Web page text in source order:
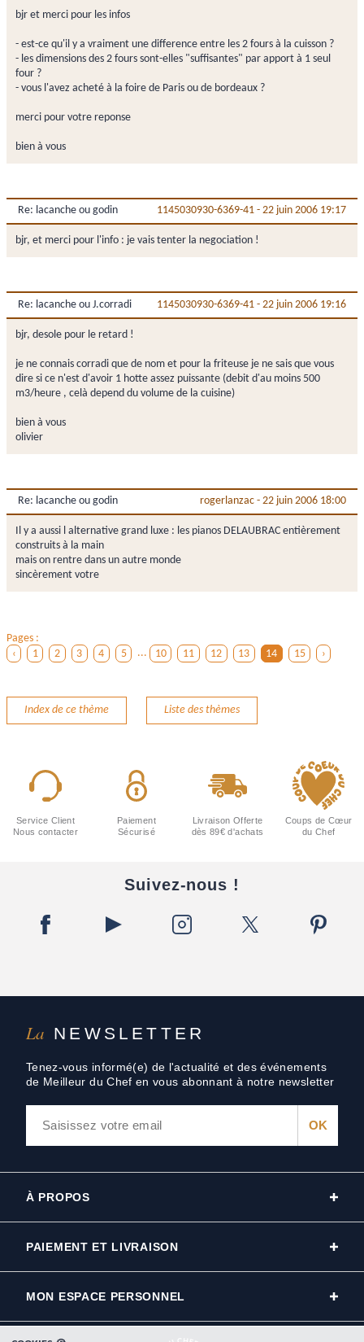
bjr et merci pour les infos
- est-ce qu'il y a vraiment une difference entre les 2 fours à la cuisson ?
- les dimensions des 2 fours sont-elles "suffisantes" par apport à 1 seul
four ?
- vous l'avez acheté à la foire de Paris ou de bordeaux ?
merci pour votre reponse
bien à vous
Re: lacanche ou godin 1145030930-6369-41 - 22 juin 2006 19:17
bjr, et merci pour l'info : je vais tenter la negociation !
Re: lacanche ou J.corradi 1145030930-6369-41 - 22 juin 2006 19:16
bjr, desole pour le retard !
je ne connais corradi que de nom et pour la friteuse je ne sais que vous
dire si ce n'est d'avoir 1 hotte assez puissante (debit d'au moins 500
m3/heure , celà depend du volume de la cuisine)
bien à vous
olivier
Re: lacanche ou godin rogerlanzac - 22 juin 2006 18:00
Il y a aussi l alternative grand luxe : les pianos DELAUBRAC entièrement
construits à la main
mais on rentre dans un autre monde
sincèrement votre
Pages :
‹
1 2 3 4 5 ... 10 11 12 13 14 15 ›
Index de ce thème Liste des thèmes
La NEWSLETTER
Tenez-vous informé(e) de l'actualité et des événements
de Meilleur du Chef en vous abonnant à notre newsletter
Service Client
Nous contacter
Paiement
Sécurisé
Livraison Offerte
dès 89€ d'achats
Coups de Cœur
du Chef
Suivez-nous !
À PROPOS
PAIEMENT ET LIVRAISON
MON ESPACE PERSONNEL